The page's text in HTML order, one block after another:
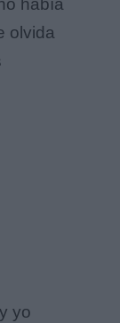
había
olvida
yo